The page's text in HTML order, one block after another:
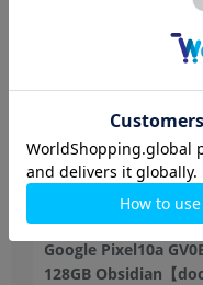
Google Pixel10a
128GB Obsidian【